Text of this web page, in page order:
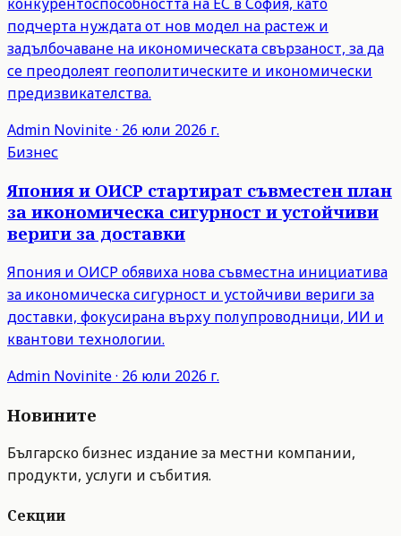
подчерта нуждата от нов модел на растеж и
задълбочаване на икономическата свързаност, за да
се преодолеят геополитическите и икономически
предизвикателства.
Admin Novinite· 26 юли 2026 г.
Бизнес
Япония и ОИСР стартират съвместен план
за икономическа сигурност и устойчиви
вериги за доставки
Япония и ОИСР обявиха нова съвместна инициатива
за икономическа сигурност и устойчиви вериги за
доставки, фокусирана върху полупроводници, ИИ и
квантови технологии.
Admin Novinite· 26 юли 2026 г.
Новините
Българско бизнес издание за местни компании,
продукти, услуги и събития.
Секции